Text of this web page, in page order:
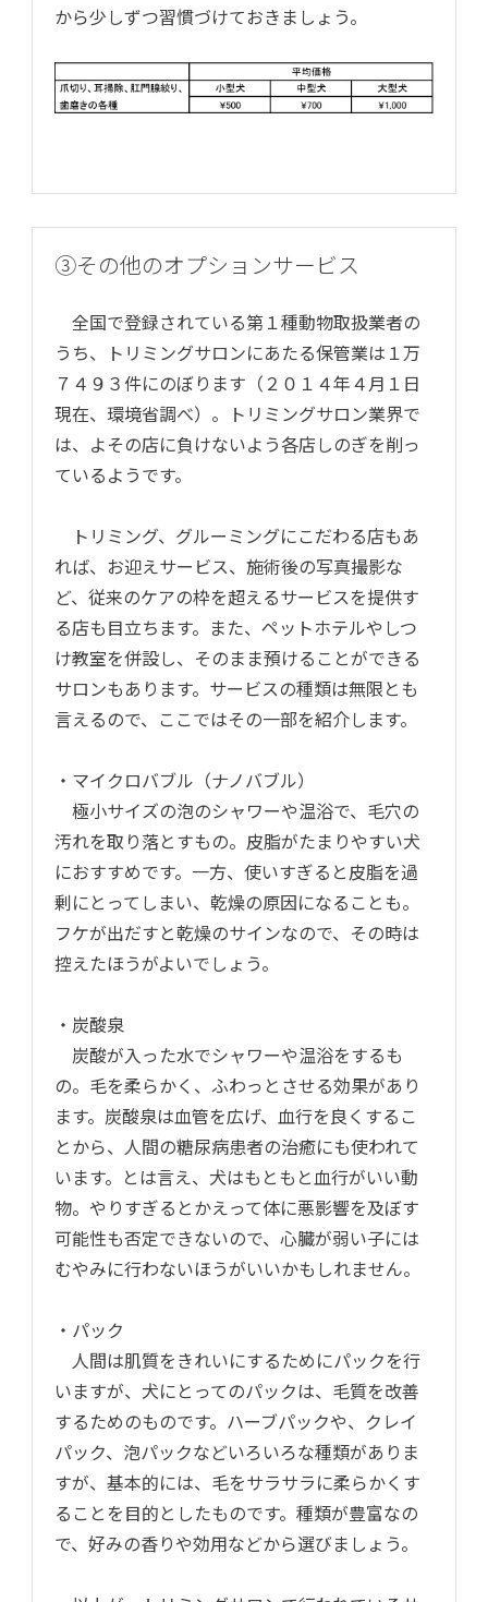
から少しずつ習慣づけておきましょう。
③その他のオプションサービス
全国で登録されている第１種動物取扱業者の
うち、トリミングサロンにあたる保管業は１万
７４９３件にのぼります（２０１４年４月１日
現在、環境省調べ）。トリミングサロン業界で
は、よその店に負けないよう各店しのぎを削っ
ているようです。
トリミング、グルーミングにこだわる店もあ
れば、お迎えサービス、施術後の写真撮影な
ど、従来のケアの枠を超えるサービスを提供す
る店も目立ちます。また、ペットホテルやしつ
け教室を併設し、そのまま預けることができる
サロンもあります。サービスの種類は無限とも
言えるので、ここではその一部を紹介します。
・マイクロバブル（ナノバブル）
極小サイズの泡のシャワーや温浴で、毛穴の
汚れを取り落とすもの。皮脂がたまりやすい犬
におすすめです。一方、使いすぎると皮脂を過
剰にとってしまい、乾燥の原因になることも。
フケが出だすと乾燥のサインなので、その時は
控えたほうがよいでしょう。
・炭酸泉
炭酸が入った水でシャワーや温浴をするも
の。毛を柔らかく、ふわっとさせる効果があり
ます。炭酸泉は血管を広げ、血行を良くするこ
とから、人間の糖尿病患者の治癒にも使われて
います。とは言え、犬はもともと血行がいい動
物。やりすぎるとかえって体に悪影響を及ぼす
可能性も否定できないので、心臓が弱い子には
むやみに行わないほうがいいかもしれません。
・パック
人間は肌質をきれいにするためにパックを行
いますが、犬にとってのパックは、毛質を改善
するためのものです。ハーブパックや、クレイ
パック、泡パックなどいろいろな種類がありま
すが、基本的には、毛をサラサラに柔らかくす
ることを目的としたものです。種類が豊富なの
で、好みの香りや効用などから選びましょう。